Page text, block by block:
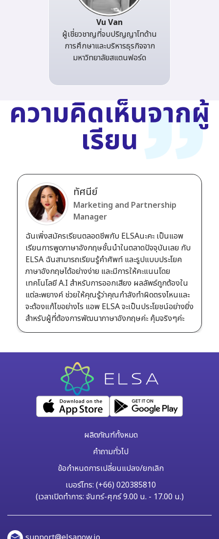
Vu Van
ผู้เชี่ยวชาญที่จบปริญญาโทด้าน
การศึกษาและบริหารธุรกิจจาก
มหาวิทยาลัยสแตนฟอร์ด
ความคิดเห็นจากผู้
เรียน
ทัศนีย์
Marketing and Partnership
Manager
ฉันเพิ่งสมัครเรียนตลอดชีพกับ ELSAนะคะ เป็นแอพ
เรียนการพูดภาษาอังกฤษชั้นนำในตลาดปัจจุบันเลย กับ
ELSA ฉันสามารถเรียนรู้คำศัพท์ และรูปแบบประโยค
ภาษาอังกฤษได้อย่างง่าย และมีการให้คะแนนโดย
เทคโนโลยี A.I สำหรับการออกเสียง ผลลัพธ์ถูกต้องใน
แต่ละพยางค์ ช่วยให้คุณรู้ว่าคุณกำลังทำผิดตรงไหนและ
จะต้องแก้ไขอย่างไร แอพ ELSA จะเป็นประโยชน์อย่างยิ่ง
สำหรับผู้ที่ต้องการพัฒนาภาษาอังกฤษค่ะ คุ้มจริงๆค่ะ
ผลิตภัณฑ์ทั้งหมด
คำถามทั่วไป
ข้อกำหนดการเปลี่ยนแปลง/ยกเลิก
เบอร์โทร: (+66) 020385810
(เวลาเปิดทำการ: จันทร์-ศุกร์ 9.00 น. - 17.00 น.)